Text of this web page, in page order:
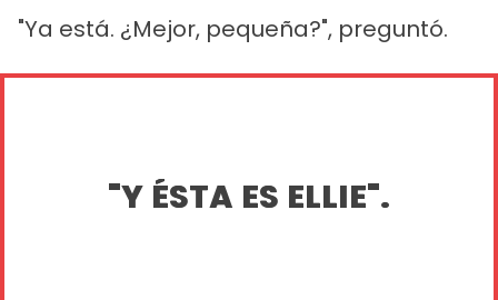
"Ya está. ¿Mejor, pequeña?", preguntó.
"Y ÉSTA ES ELLIE".